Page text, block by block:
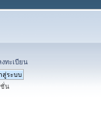
งทะเบียน
ชั่น